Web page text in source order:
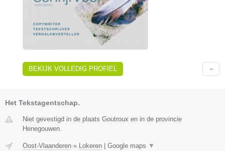
BEKIJK VOLLEDIG PROFIEL
Het Tekstagentschap.
Niet gevestigd in de plaats Goutroux en in de provincie
Henegouwen.
Oost-Vlaanderen » Lokeren Google maps ▼